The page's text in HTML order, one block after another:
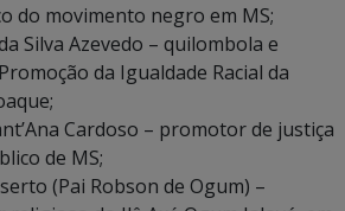
do movimento negro em MS;
Silva Azevedo – quilombola e
da Igualdade Racial da
Cardoso – promotor de justiça
de MS;
(Pai Robson de Ogum) –